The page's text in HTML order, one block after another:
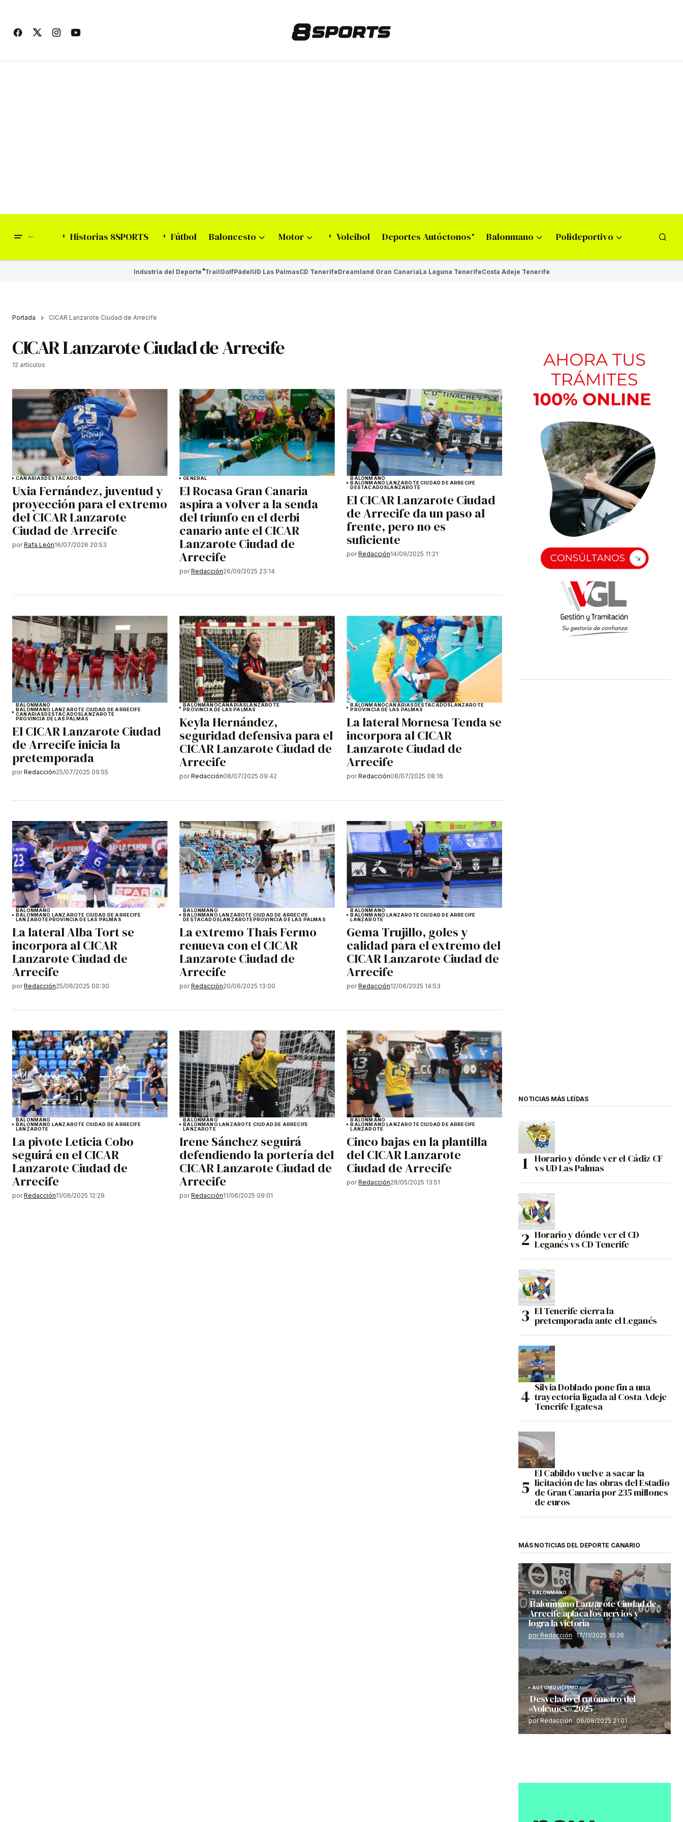
Historias 8SPORTS Fútbol Baloncesto Motor Voleibol Deportes Autóctonos Balonmano Polideportivo
Industria del Deporte TrailGolfPádelUD Las PalmasCD TenerifeDreamland Gran CanariaLa Laguna TenerifeCosta Adeje Tenerife
Portada CICAR Lanzarote Ciudad de Arrecife
CICAR Lanzarote Ciudad de Arrecife
12 artículos
CANARIASDESTACADOS
Uxia Fernández, juventud y
proyección para el extremo
del CICAR Lanzarote
Ciudad de Arrecife
por Rafa León16/07/2026 20:53
GENERAL
El Rocasa Gran Canaria
aspira a volver a la senda
del triunfo en el derbi
canario ante el CICAR
Lanzarote Ciudad de
Arrecife
por Redacción26/09/2025 23:14
BALONMANO
BALONMANO LANZAROTE CIUDAD DE ARRECIFE
DESTACADOSLANZAROTE
El CICAR Lanzarote Ciudad
de Arrecife da un paso al
frente, pero no es
suficiente
por Redacción14/09/2025 11:21
BALONMANO
BALONMANO LANZAROTE CIUDAD DE ARRECIFE
CANARIAS DESTACADOS LANZAROTE
PROVINCIA DE LAS PALMAS
El CICAR Lanzarote Ciudad
de Arrecife inicia la
pretemporada
por Redacción25/07/2025 09:55
BALONMANOCANARIAS LANZAROTE
PROVINCIA DE LAS PALMAS
Keyla Hernández,
seguridad defensiva para el
CICAR Lanzarote Ciudad de
Arrecife
por Redacción08/07/2025 09:42
BALONMANOCANARIAS DESTACADOS LANZAROTE
PROVINCIA DE LAS PALMAS
La lateral Mornesa Tenda se
incorpora al CICAR
Lanzarote Ciudad de
Arrecife
por Redacción08/07/2025 08:16
BALONMANO
BALONMANO LANZAROTE CIUDAD DE ARRECIFE
LANZAROTEPROVINCIA DE LAS PALMAS
La lateral Alba Tort se
incorpora al CICAR
Lanzarote Ciudad de
Arrecife
por Redacción25/06/2025 00:30
BALONMANO
BALONMANO LANZAROTE CIUDAD DE ARRECIFE
DESTACADOSLANZAROTEPROVINCIA DE LAS PALMAS
La extremo Thais Fermo
renueva con el CICAR
Lanzarote Ciudad de
Arrecife
por Redacción20/06/2025 13:00
BALONMANO
BALONMANO LANZAROTE CIUDAD DE ARRECIFE
LANZAROTE
Gema Trujillo, goles y
calidad para el extremo del
CICAR Lanzarote Ciudad de
Arrecife
por Redacción12/06/2025 14:53
BALONMANO
BALONMANO LANZAROTE CIUDAD DE ARRECIFE
LANZAROTE
La pivote Leticia Cobo
seguirá en el CICAR
Lanzarote Ciudad de
Arrecife
por Redacción11/06/2025 12:29
BALONMANO
BALONMANO LANZAROTE CIUDAD DE ARRECIFE
LANZAROTE
Irene Sánchez seguirá
defendiendo la portería del
CICAR Lanzarote Ciudad de
Arrecife
por Redacción11/06/2025 09:01
BALONMANO
BALONMANO LANZAROTE CIUDAD DE ARRECIFE
LANZAROTE
Cinco bajas en la plantilla
del CICAR Lanzarote
Ciudad de Arrecife
por Redacción28/05/2025 13:51
NOTICIAS MÁS LEÍDAS
Horario y dónde ver el Cádiz CF
vs UD Las Palmas
Horario y dónde ver el CD
Leganés vs CD Tenerife
El Tenerife cierra la
pretemporada ante el Leganés
Silvia Doblado pone fin a una
trayectoria ligada al Costa Adeje
Tenerife Egatesa
El Cabildo vuelve a sacar la
licitación de las obras del Estadio
de Gran Canaria por 235 millones
de euros
MÁS NOTICIAS DEL DEPORTE CANARIO
BALONMANO
Balonmano Lanzarote Ciudad de
Arrecife aplaca los nervios y
logra la victoria
por Redacción 17/11/2025 10:26
AUTOMOVILISMO
Desvelado el rutómetro del
«Volcanes» 2025
por Redacción 06/08/2025 21:01